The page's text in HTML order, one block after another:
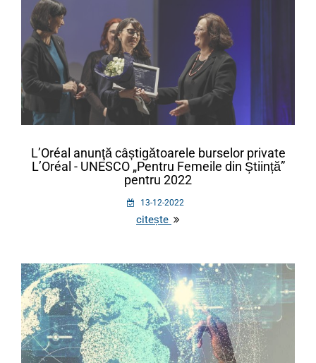
L’Oréal anunţă câștigătoarele burselor private
L’Oréal - UNESCO „Pentru Femeile din Știință”
pentru 2022
13-12-2022
citește